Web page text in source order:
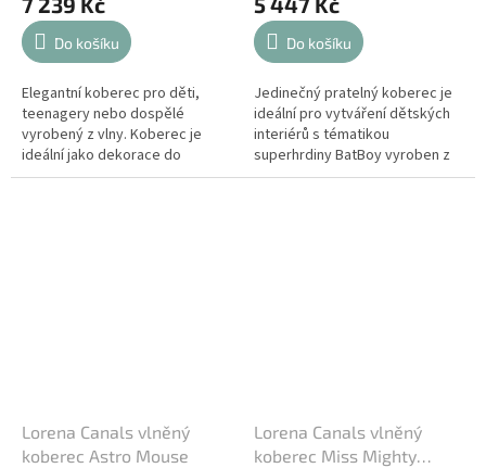
Do košíku
Elegantní koberec pro děti,
teenagery nebo dospělé
vyrobený z vlny. Koberec je
ideální jako dekorace do
dětských pokojů nebo jako
Do košíku
Jedinečný pratelný koberec je
ideální pro vytváření dětských
interiérů s tématikou
superhrdiny BatBoy vyroben z
vlny. Koberec je ideální jako
Lorena Canals vlněný
koberec Astro Mouse
Lorena Canals vlněný
koberec Miss Mighty